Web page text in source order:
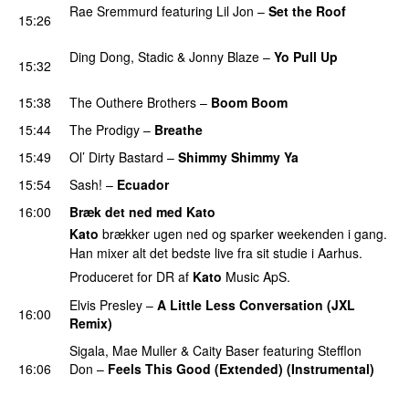
15:26
Rae Sremmurd featuring Lil Jon – Set the Roof
15:32 Ding Dong, Stadic & Jonny Blaze – Yo Pull Up
15:38 The Outhere Brothers – Boom Boom
15:44
The Prodigy – Breathe
15:49
Ol’ Dirty Bastard – Shimmy Shimmy Ya
15:54
Sash! – Ecuador
16:00
Bræk det ned med Kato
Kato brækker ugen ned og sparker weekenden i gang.
Han mixer alt det bedste live fra sit studie i Aarhus.
Produceret for DR af Kato Music ApS.
16:00 Elvis Presley – A Little Less Conversation (JXL
Remix)
16:06
Sigala, Mae Muller & Caity Baser featuring Stefflon
Don – Feels This Good (Extended) (Instrumental)